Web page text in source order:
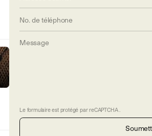
Le formulaire est protégé par reCAPTCHA